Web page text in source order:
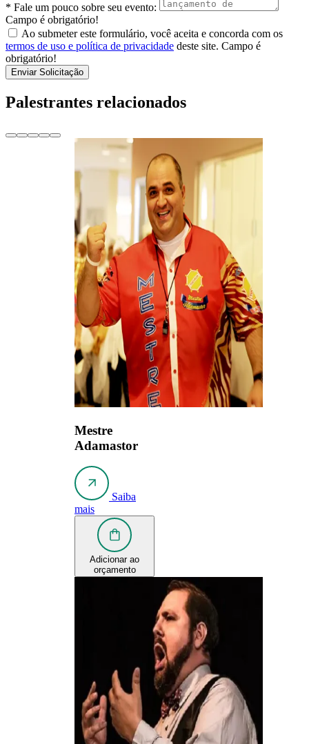
* Fale um pouco sobre seu evento:
Campo é obrigatório!
Ao submeter este formulário, você aceita e concorda com os
termos de uso e política de privacidade deste site. Campo é
obrigatório!
Enviar Solicitação
Palestrantes relacionados
Mestre
Adamastor
Saiba
mais
Adicionar ao
orçamento